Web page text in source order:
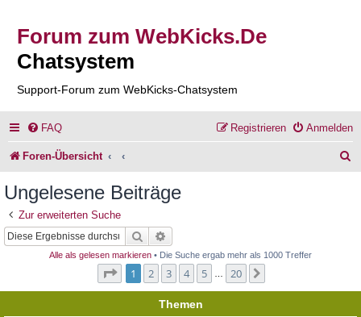
Forum zum WebKicks.De
Chatsystem
Support-Forum zum WebKicks-Chatsystem
FAQ Anmelden
Registrieren
Foren-Übersicht
Ungelesene Beiträge
Zur erweiterten Suche
Suche
Alle als gelesen markieren • Die Suche ergab mehr als 1000 Treffer
Seite von
1 2 3 4 5 20
Themen